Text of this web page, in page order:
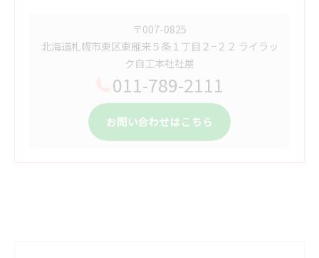
〒007-0825
北海道札幌市東区東雁来５条１丁目２−２２ ライラッ
ク自工本社社屋
011-789-2111
お問い合わせはこちら